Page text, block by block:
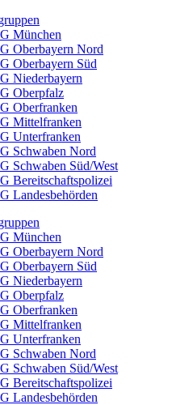
München
Oberbayern Nord
Oberbayern Süd
Niederbayern
Oberpfalz
Oberfranken
Mittelfranken
Unterfranken
Schwaben Nord
Schwaben Süd/West
Bereitschaftspolizei
Landesbehörden
München
Oberbayern Nord
Oberbayern Süd
Niederbayern
Oberpfalz
Oberfranken
Mittelfranken
Unterfranken
Schwaben Nord
Schwaben Süd/West
Bereitschaftspolizei
Landesbehörden